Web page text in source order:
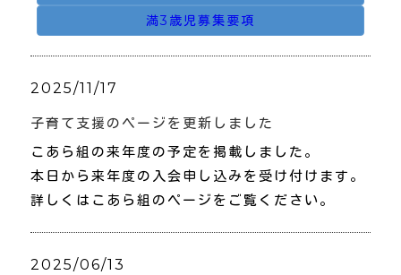
満3歳児募集要項
2025/11/17
子育て支援のページを更新しました
こあら組の来年度の予定を掲載しました。
本日から来年度の入会申し込みを受け付けます。
詳しくはこあら組のページをご覧ください。
2025/06/13